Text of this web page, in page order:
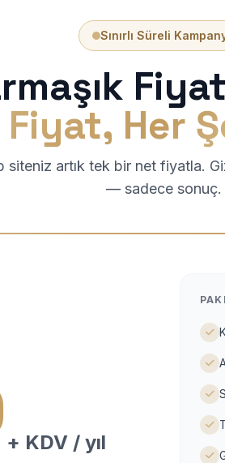
Sınırlı Süreli
Her
siteniz artık tek bir net fiyatla.
— sadece sonuç.
+ KDV / yıl